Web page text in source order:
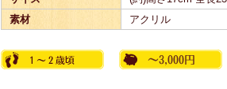
素材
アクリル